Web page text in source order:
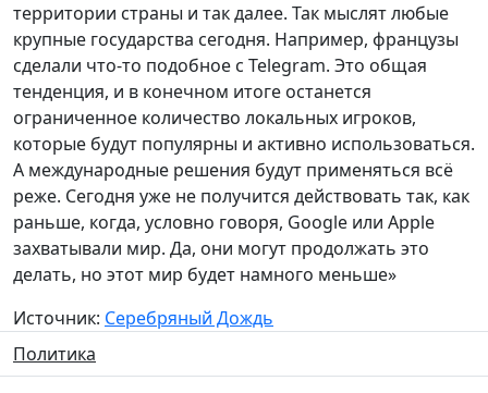
территории страны и так далее. Так мыслят любые
крупные государства сегодня. Например, французы
сделали что-то подобное с Telegram. Это общая
тенденция, и в конечном итоге останется
ограниченное количество локальных игроков,
которые будут популярны и активно использоваться.
А международные решения будут применяться всё
реже. Сегодня уже не получится действовать так, как
раньше, когда, условно говоря, Google или Apple
захватывали мир. Да, они могут продолжать это
делать, но этот мир будет намного меньше»
Источник: Серебряный Дождь
Политика